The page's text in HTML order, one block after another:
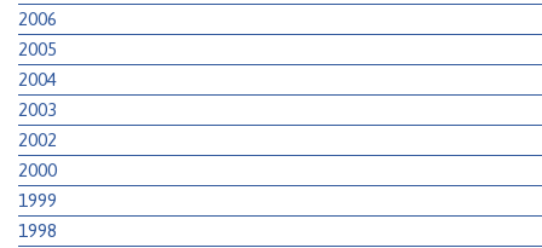
2006
2005
2004
2003
2002
2000
1999
1998